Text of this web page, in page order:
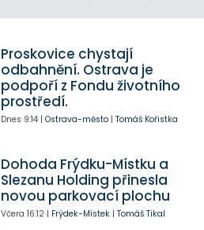
Proskovice chystají
odbahnění. Ostrava je
podpoří z Fondu životního
prostředí.
Dnes 9:14| Ostrava-město| Tomáš Kořistka
Dohoda Frýdku-Místku a
Slezanu Holding přinesla
novou parkovací plochu
Včera 16:12| Frýdek-Místek| Tomáš Tikal